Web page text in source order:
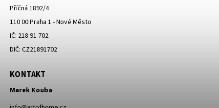
Příčná 1892/4
110 00 Praha 1 - Nové Město
IČ: 218 91 702
DIČ: CZ21891702
KONTAKT
Marek Kouba